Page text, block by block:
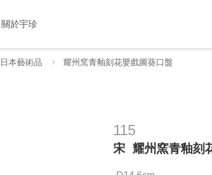
關於宇珍
本藝術品 耀州窯青釉刻花嬰戲圖葵口盤
115
宋 耀州窯青釉刻